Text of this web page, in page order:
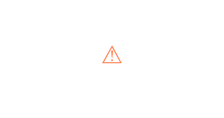
⚠